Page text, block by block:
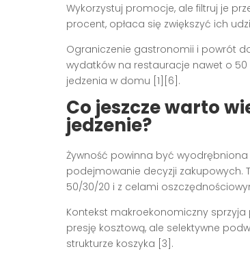
Wykorzystuj promocje, ale filtruj je
procent, opłaca się zwiększyć ich
Ograniczenie gastronomii i powrót
wydatków na restauracje nawet o
jedzenia w domu [1][6].
Co jeszcze warto
jedzenie?
Żywność powinna być
podejmowanie decyzji zakupowych.
50/30/20 i z celami
Kontekst makroekonomiczny
presję kosztową, ale selektywne
strukturze koszyka [3].